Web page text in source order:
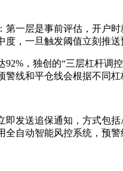
一层是事前评估，开户
，一旦触发阈值立刻推
，独创的“三层杠杆
线和平仓线会根据不同
即发送追保通知，方式包
自动智能风控系统，预